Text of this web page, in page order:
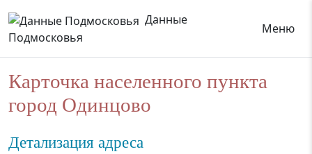
Данные
Подмосковья
Меню
Карточка населенного пункта
город Одинцово
Детализация адреса